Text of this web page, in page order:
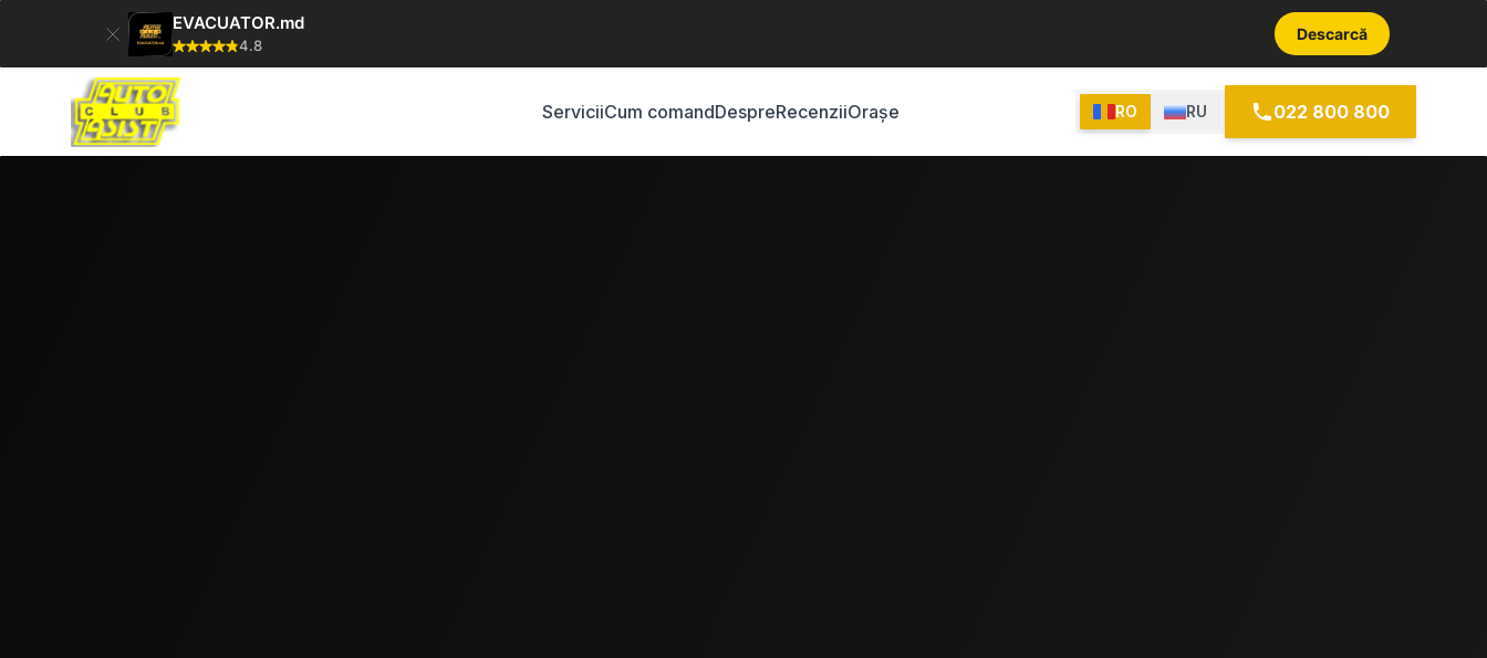
EVACUATOR.md
4.8
Descarcă
ServiciiCum comandDespreRecenziiOrașe RO RU 022 800 800